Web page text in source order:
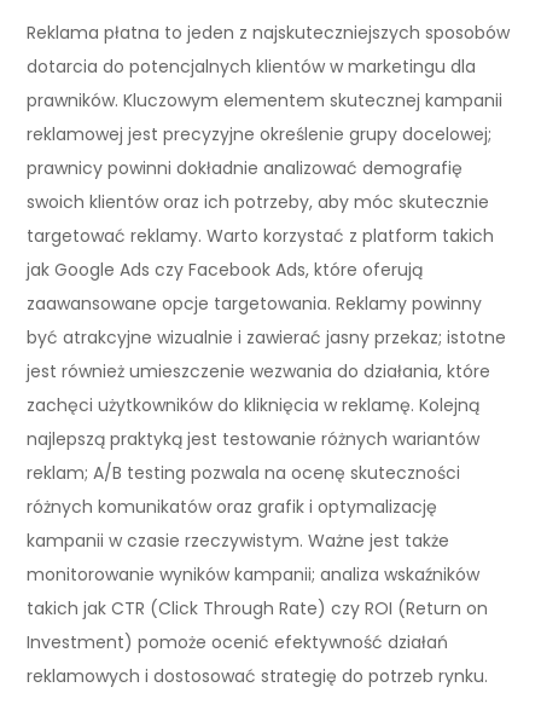
Reklama płatna to jeden z najskuteczniejszych sposobów
dotarcia do potencjalnych klientów w marketingu dla
prawników. Kluczowym elementem skutecznej kampanii
reklamowej jest precyzyjne określenie grupy docelowej;
prawnicy powinni dokładnie analizować demografię
swoich klientów oraz ich potrzeby, aby móc skutecznie
targetować reklamy. Warto korzystać z platform takich
jak Google Ads czy Facebook Ads, które oferują
zaawansowane opcje targetowania. Reklamy powinny
być atrakcyjne wizualnie i zawierać jasny przekaz; istotne
jest również umieszczenie wezwania do działania, które
zachęci użytkowników do kliknięcia w reklamę. Kolejną
najlepszą praktyką jest testowanie różnych wariantów
reklam; A/B testing pozwala na ocenę skuteczności
różnych komunikatów oraz grafik i optymalizację
kampanii w czasie rzeczywistym. Ważne jest także
monitorowanie wyników kampanii; analiza wskaźników
takich jak CTR (Click Through Rate) czy ROI (Return on
Investment) pomoże ocenić efektywność działań
reklamowych i dostosować strategię do potrzeb rynku.